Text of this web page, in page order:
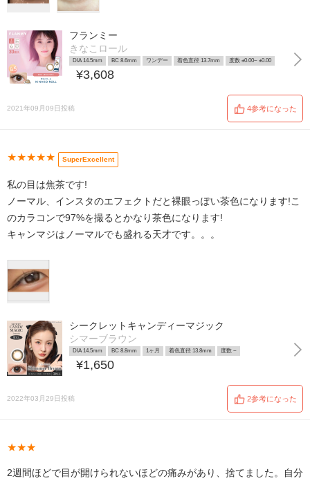
フランミー
きなこロール
DIA 14.5mm BC 8.6mm ワンデー 着色直径 13.7mm 度数 ±0.00~ ±0.00
¥3,608
2021年09月09日投稿 4参考になった
★★★★★ SuperExcellent
私の目は焦茶です!
ノーマル、インスタのエフェクトだと裸眼っぽい茶色になります!こ
のカラコンで97%を撮るとかなり茶色になります!
キャンマジはノーマルでも盛れる天才です。。。
シークレットキャンディーマジック
シマーブラウン
DIA 14.5mm BC 8.8mm 1ヶ月 着色直径 13.8mm 度数 ~
¥1,650
2022年03月29日投稿 2参考になった
★★★
2週間ほどで目が開けられないほどの痛みがあり、捨てました。自分